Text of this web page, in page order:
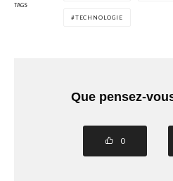
TAGS
TECHNOLOGIE
Que pensez-
0